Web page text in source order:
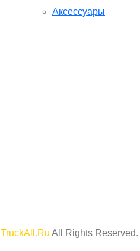
Аксессуары
TruckAll.Ru All Rights Reserved.